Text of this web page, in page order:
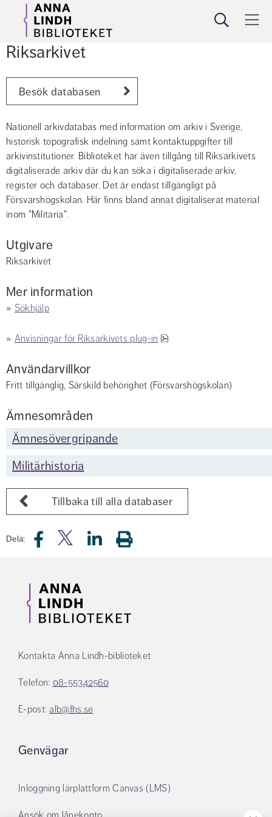
Sök Meny
Riksarkivet
Besök databasen
Nationell arkivdatabas med information om arkiv i Sverige,
historisk topografisk indelning samt kontaktuppgifter till
arkivinstitutioner. Biblioteket har även tillgång till Riksarkivets
digitaliserade arkiv där du kan söka i digitaliserade arkiv,
register och databaser. Det är endast tillgängligt på
Försvarshögskolan. Här finns bland annat digitaliserat material
inom "Militaria".
Utgivare
Riksarkivet
Mer information
» Sökhjälp
» Anvisningar för Riksarkivets plug-in
Användarvillkor
Fritt tillgänglig, Särskild behörighet (Försvarshögskolan)
Ämnesområden
Ämnesövergripande
Militärhistoria
Tillbaka till alla databaser
Dela:
Kontakta Anna Lindh-biblioteket
Telefon: 08-55342560
E-post: alb@fhs.se
Genvägar
Inloggning lärplattform Canvas (LMS)